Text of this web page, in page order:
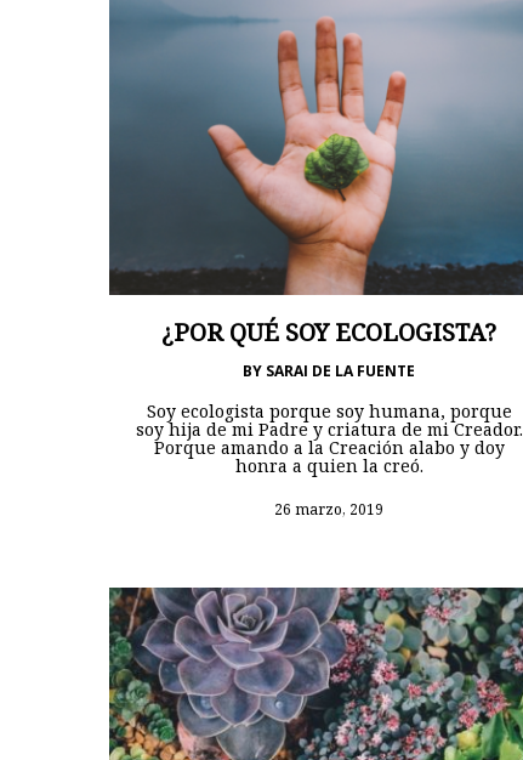
¿POR QUÉ SOY ECOLOGISTA?
BY SARAI DE LA FUENTE
Soy ecologista porque soy humana, porque
soy hija de mi Padre y criatura de mi Creador.
Porque amando a la Creación alabo y doy
honra a quien la creó.
26 marzo, 2019